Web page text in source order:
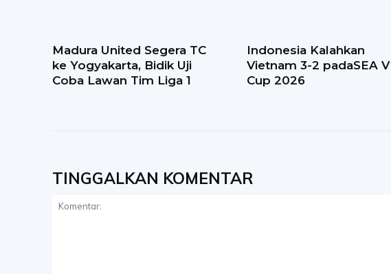
Madura United Segera TC
ke Yogyakarta, Bidik Uji
Coba Lawan Tim Liga 1
Indonesia Kalahkan
Vietnam 3-2 padaSEA V
Cup 2026
TINGGALKAN KOMENTAR